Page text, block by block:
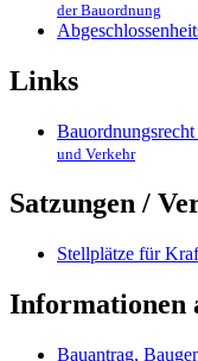
der Bauordnung
Links
Bauordnungsrecht
und Verkehr
Satzungen /
Stellplätze für
Informationen
Bauantrag,